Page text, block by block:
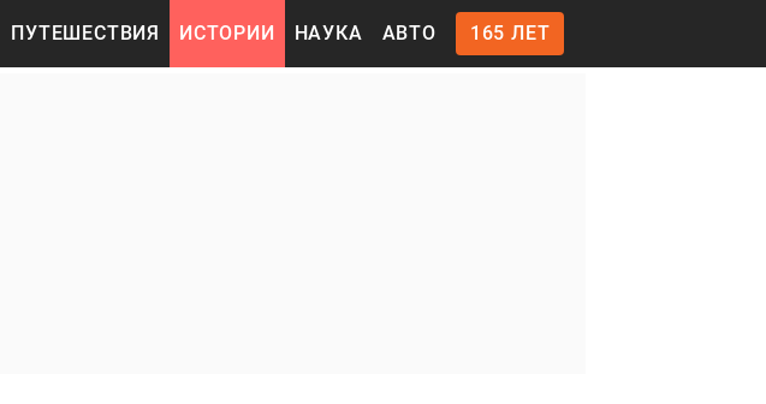
ПУТЕШЕСТВИЯ ИСТОРИИ НАУКА АВТО 165 ЛЕТ